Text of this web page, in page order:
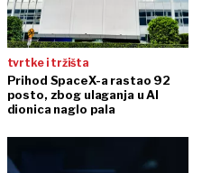
tvrtke i tržišta
Prihod SpaceX-a rastao 92
posto, zbog ulaganja u AI
dionica naglo pala